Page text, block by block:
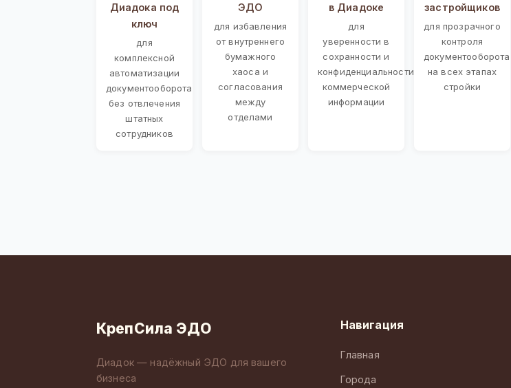
Диадока под
ключ
для
комплексной
автоматизации
документооборота
без отвлечения
штатных
сотрудников
ЭДО
для избавления
от внутреннего
бумажного
хаоса и
согласования
между
отделами
в Диадоке
для
уверенности в
сохранности и
конфиденциальности
коммерческой
информации
застройщиков
для прозрачного
контроля
документооборота
на всех этапах
стройки
КрепСила ЭДО
Диадок — надёжный ЭДО для вашего
бизнеса
Навигация
Главная
Города